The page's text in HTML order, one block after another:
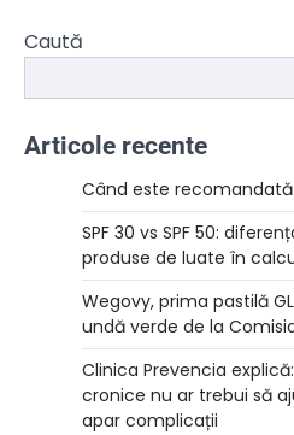
Caută
Articole recente
Când este
SPF 30 vs SPF 50:
produse de luate în
Wegovy, prima pastilă
undă verde de la
Clinica Prevencia
cronice nu ar trebui să
apar complicații